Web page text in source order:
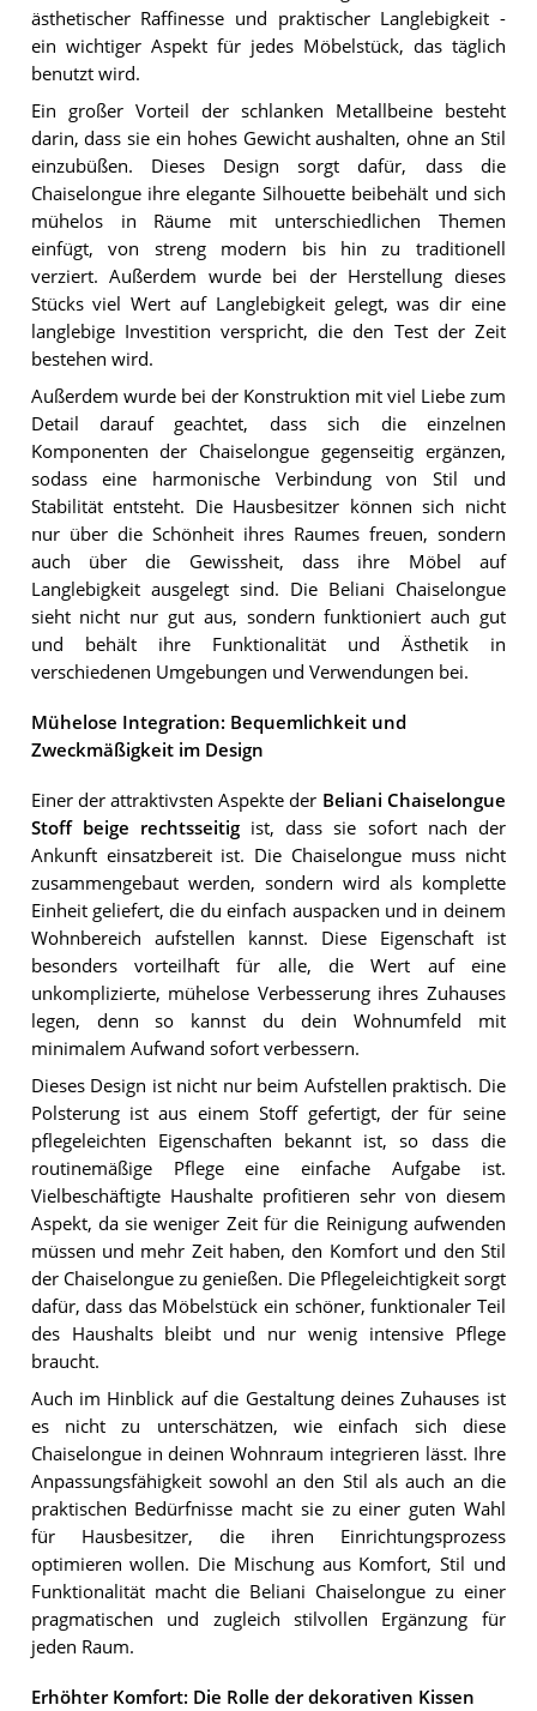
ästhetischer Raffinesse und praktischer Langlebigkeit -
ein wichtiger Aspekt für jedes Möbelstück, das täglich
benutzt wird.
Ein großer Vorteil der schlanken Metallbeine besteht
darin, dass sie ein hohes Gewicht aushalten, ohne an Stil
einzubüßen. Dieses Design sorgt dafür, dass die
Chaiselongue ihre elegante Silhouette beibehält und sich
mühelos in Räume mit unterschiedlichen Themen
einfügt, von streng modern bis hin zu traditionell
verziert. Außerdem wurde bei der Herstellung dieses
Stücks viel Wert auf Langlebigkeit gelegt, was dir eine
langlebige Investition verspricht, die den Test der Zeit
bestehen wird.
Außerdem wurde bei der Konstruktion mit viel Liebe zum
Detail darauf geachtet, dass sich die einzelnen
Komponenten der Chaiselongue gegenseitig ergänzen,
sodass eine harmonische Verbindung von Stil und
Stabilität entsteht. Die Hausbesitzer können sich nicht
nur über die Schönheit ihres Raumes freuen, sondern
auch über die Gewissheit, dass ihre Möbel auf
Langlebigkeit ausgelegt sind. Die Beliani Chaiselongue
sieht nicht nur gut aus, sondern funktioniert auch gut
und behält ihre Funktionalität und Ästhetik in
verschiedenen Umgebungen und Verwendungen bei.
Mühelose Integration: Bequemlichkeit und
Zweckmäßigkeit im Design
Einer der attraktivsten Aspekte der Beliani Chaiselongue
Stoff beige rechtsseitigist, dass sie sofort nach der
Ankunft einsatzbereit ist. Die Chaiselongue muss nicht
zusammengebaut werden, sondern wird als komplette
Einheit geliefert, die du einfach auspacken und in deinem
Wohnbereich aufstellen kannst. Diese Eigenschaft ist
besonders vorteilhaft für alle, die Wert auf eine
unkomplizierte, mühelose Verbesserung ihres Zuhauses
legen, denn so kannst du dein Wohnumfeld mit
minimalem Aufwand sofort verbessern.
Dieses Design ist nicht nur beim Aufstellen praktisch. Die
Polsterung ist aus einem Stoff gefertigt, der für seine
pflegeleichten Eigenschaften bekannt ist, so dass die
routinemäßige Pflege eine einfache Aufgabe ist.
Vielbeschäftigte Haushalte profitieren sehr von diesem
Aspekt, da sie weniger Zeit für die Reinigung aufwenden
müssen und mehr Zeit haben, den Komfort und den Stil
der Chaiselongue zu genießen. Die Pflegeleichtigkeit sorgt
dafür, dass das Möbelstück ein schöner, funktionaler Teil
des Haushalts bleibt und nur wenig intensive Pflege
braucht.
Auch im Hinblick auf die Gestaltung deines Zuhauses ist
es nicht zu unterschätzen, wie einfach sich diese
Chaiselongue in deinen Wohnraum integrieren lässt. Ihre
Anpassungsfähigkeit sowohl an den Stil als auch an die
praktischen Bedürfnisse macht sie zu einer guten Wahl
für Hausbesitzer, die ihren Einrichtungsprozess
optimieren wollen. Die Mischung aus Komfort, Stil und
Funktionalität macht die Beliani Chaiselongue zu einer
pragmatischen und zugleich stilvollen Ergänzung für
jeden Raum.
Erhöhter Komfort: Die Rolle der dekorativen Kissen